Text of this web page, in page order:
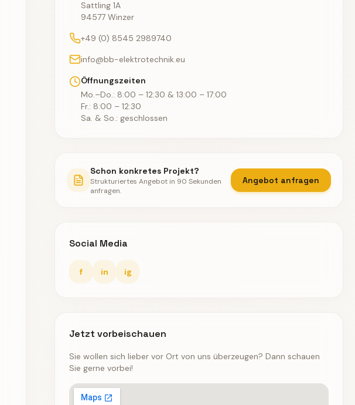
Sattling 1A
94577 Winzer
+49 (0) 8545 2989740
info@bb-elektrotechnik.eu
Öffnungszeiten
Mo.–Do.: 8:00 – 12:30 & 13:00 – 17:00
Fr.: 8:00 – 12:30
Sa. & So.: geschlossen
Schon konkretes Projekt?
Strukturiertes Angebot in 90 Sekunden
anfragen.
Angebot anfragen
Social Media
f in ig
Jetzt vorbeischauen
Sie wollen sich lieber vor Ort von uns überzeugen? Dann schauen
Sie gerne vorbei!